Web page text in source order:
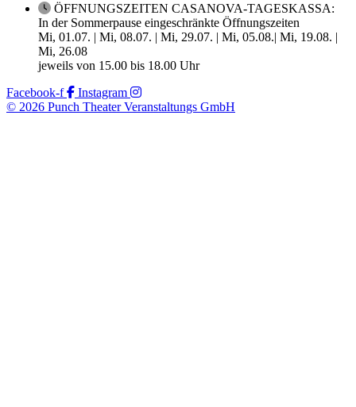
ÖFFNUNGSZEITEN CASANOVA-TAGESKASSA:
In der Sommerpause eingeschränkte Öffnungszeiten
Mi, 01.07. | Mi, 08.07. | Mi, 29.07. | Mi, 05.08.| Mi, 19.08. |
Mi, 26.08
jeweils von 15.00 bis 18.00 Uhr
Facebook-f
Instagram
© 2026 Punch Theater Veranstaltungs GmbH